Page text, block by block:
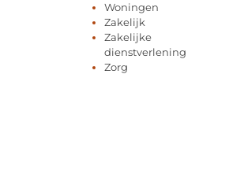
Woningen
Zakelijk
Zakelijke
dienstverlening
Zorg